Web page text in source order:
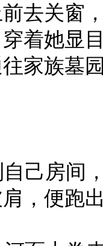
去关窗
着她显
家族墓
己房间
，便跑